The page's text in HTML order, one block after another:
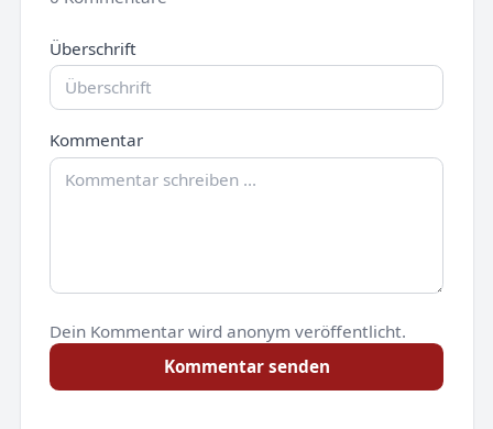
Überschrift
Kommentar
Dein Kommentar wird anonym veröffentlicht.
Kommentar senden